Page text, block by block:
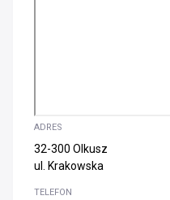
ADRES
32-300 Olkusz
ul. Krakowska
TELEFON